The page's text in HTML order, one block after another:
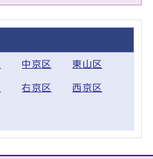
中京区 東山区
右京区 西京区